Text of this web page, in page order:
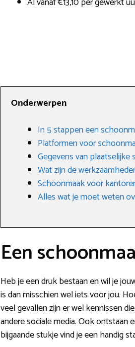
Onderwerpen
In 5 stappen een
Platformen voor
Gegevens van
Wat zijn de
Schoonmaak voor
Alles wat je moet weten
Een
Heb je een druk bestaan en wil je
is dan misschien wel iets voor jou.
veel gevallen zijn er wel kennissen
andere sociale media. Ook
bijgaande stukje vind je een handig